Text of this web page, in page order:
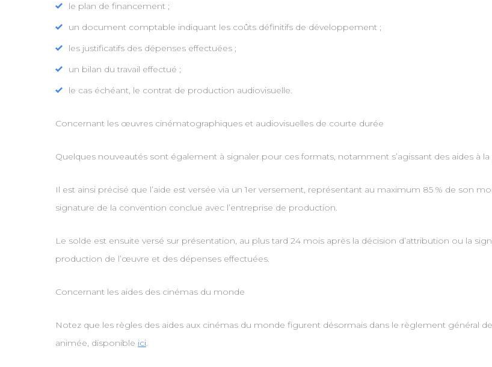
le plan de financement ;
un document comptable indiquant les coûts définitifs de développement ;
les justificatifs des dépenses effectuées ;
un bilan du travail effectué ;
le cas échéant, le contrat de production audiovisuelle.
Concernant les œuvres cinématographiques et audiovisuelles de courte durée
Quelques nouveautés sont également à signaler pour ces formats, notamment s’agissant des aides à
Il est ainsi précisé que l’aide est versée via un 1er versement, représentant au maximum 85 % de son
signature de la convention conclue avec l’entreprise de production.
Le solde est ensuite versé sur présentation, au plus tard 24 mois après la décision d’attribution ou la
production de l’œuvre et des dépenses effectuées.
Concernant les aides des cinémas du monde
Notez que les règles des aides aux cinémas du monde figurent désormais dans le règlement général
animée, disponible ici.